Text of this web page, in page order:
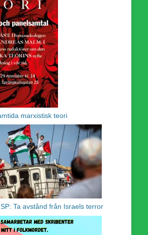
marxistisk teori
Ta avstånd från Israels terror